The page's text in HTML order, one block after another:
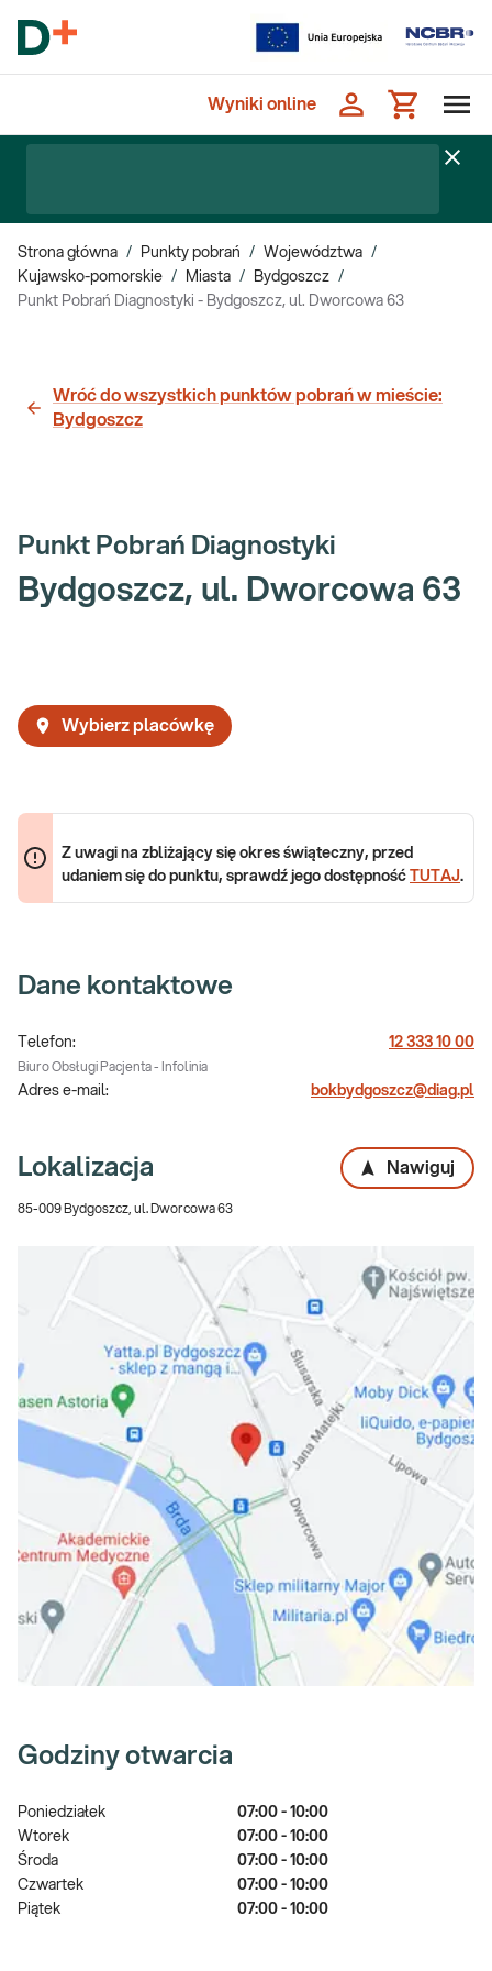
Wyniki online
Strona główna / Punkty pobrań / Województwa /
Kujawsko-pomorskie / Miasta / Bydgoszcz /
Punkt Pobrań Diagnostyki - Bydgoszcz, ul. Dworcowa 63
Wróć do wszystkich punktów pobrań w mieście:
Bydgoszcz
Punkt Pobrań Diagnostyki
Bydgoszcz, ul. Dworcowa 63
Wybierz placówkę
Z uwagi na zbliżający się okres świąteczny, przed
udaniem się do punktu, sprawdź jego dostępność
TUTAJ.
Dane kontaktowe
Telefon: 12 333 10 00
Biuro Obsługi Pacjenta - Infolinia
Adres e-mail: bokbydgoszcz@diag.pl
Lokalizacja Nawiguj
85-009 Bydgoszcz, ul. Dworcowa 63
Godziny otwarcia
Poniedziałek
07:00 - 10:00
Wtorek
07:00 - 10:00
Środa
07:00 - 10:00
Czwartek
07:00 - 10:00
Piątek
07:00 - 10:00